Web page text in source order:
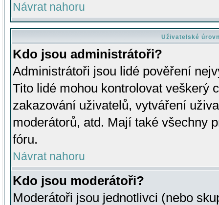
Návrat nahoru
Uživatelské
Kdo jsou administrátoři?
Administrátoři jsou lidé pověření
Tito lidé mohou kontrolovat veškerý
zakazování uživatelů, vytváření
moderátorů, atd. Mají také všechny
fóru.
Návrat nahoru
Kdo jsou moderátoři?
Moderátoři jsou jednotlivci (nebo